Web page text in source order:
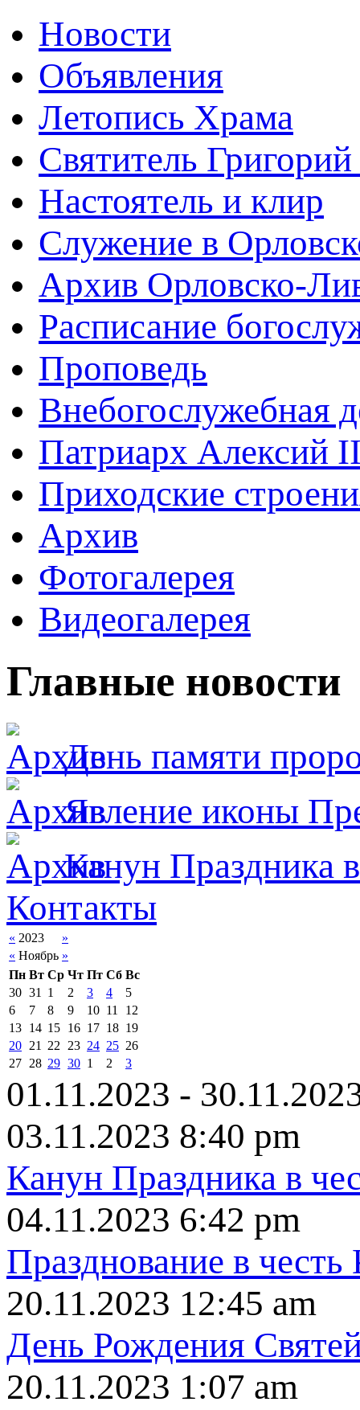
Новости
Объявления
Летопись Храма
Святитель
Настоятель и клир
Служение в
Архив Орловско-
Расписание
Проповедь
Внебогослужебная
Патриарх Алексий
Приходские
Архив
Фотогалерея
Видеогалерея
Главные новости
День памяти
Явлeние иконы
Канун Праздника
Контакты
« 2023
»
« Ноябрь »
Пн Вт Ср Чт Пт Сб Вс
30 31 1 2 3 4
5
6
7 8 9 10 11
12
13 14 15 16 17 18 19
20 21 22 23 24 25 26
27 28 29 30 1 2 3
01.11.2023 -
03.11.2023 8:40 pm
Канун Праздника в
04.11.2023 6:42 pm
Празднование в
20.11.2023 12:45 am
День Рождения
20.11.2023 1:07 am